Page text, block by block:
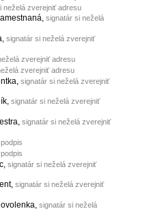
neželá zverejniť adresu
signatár si neželá
signatár si neželá zverejniť
zverejniť adresu
zverejniť adresu
signatár si neželá zverejniť
signatár si neželá zverejniť
signatár si neželá zverejniť
signatár si neželá zverejniť
signatár si neželá zverejniť
signatár si neželá